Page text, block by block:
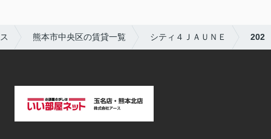
熊本市中央区の賃貸一覧 シティ４ＪＡＵＮＥ 202